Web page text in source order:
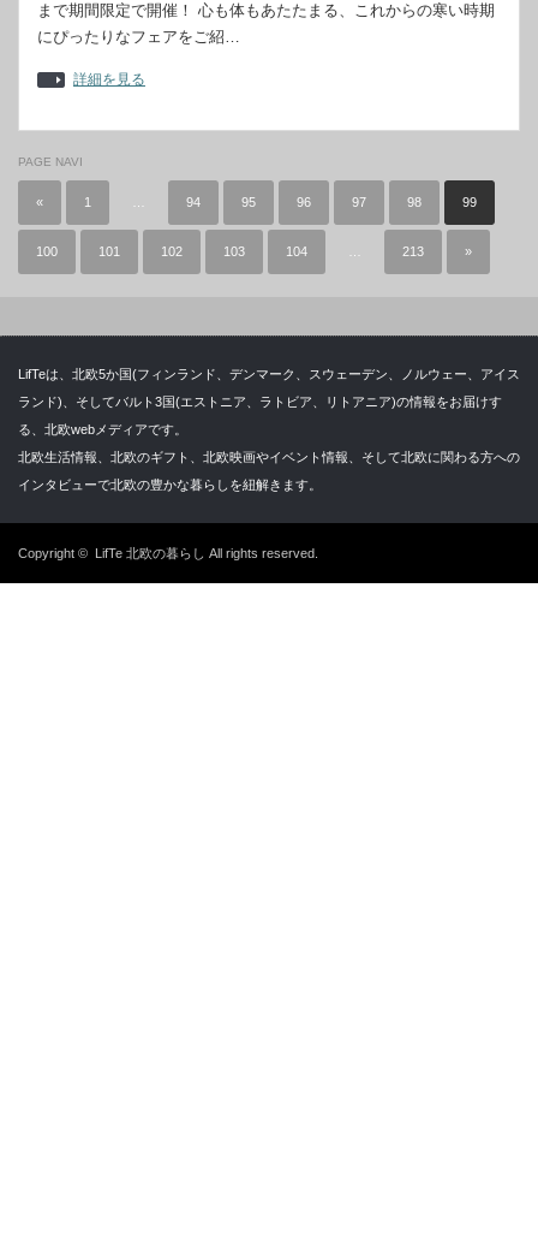
まで期間限定で開催！ 心も体もあたたまる、これからの寒い時期
にぴったりなフェアをご紹…
詳細を見る
PAGE NAVI
« 1 94 95 96 97 98 99
100 101 102 103 104 213 »
LifTeは、北欧5か国(フィンランド、デンマーク、スウェーデン、ノルウェー、アイス
ランド)、そしてバルト3国(エストニア、ラトビア、リトアニア)の情報をお届けす
る、北欧webメディアです。
北欧生活情報、北欧のギフト、北欧映画やイベント情報、そして北欧に関わる方への
インタビューで北欧の豊かな暮らしを紐解きます。
Copyright © LifTe 北欧の暮らし All rights reserved.